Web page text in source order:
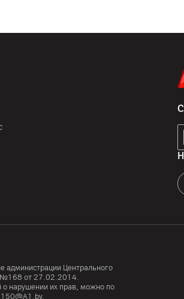
администрации Центрального
№168 от 27.02.2014.
о нарушении их прав, можно по
150@A1.by.